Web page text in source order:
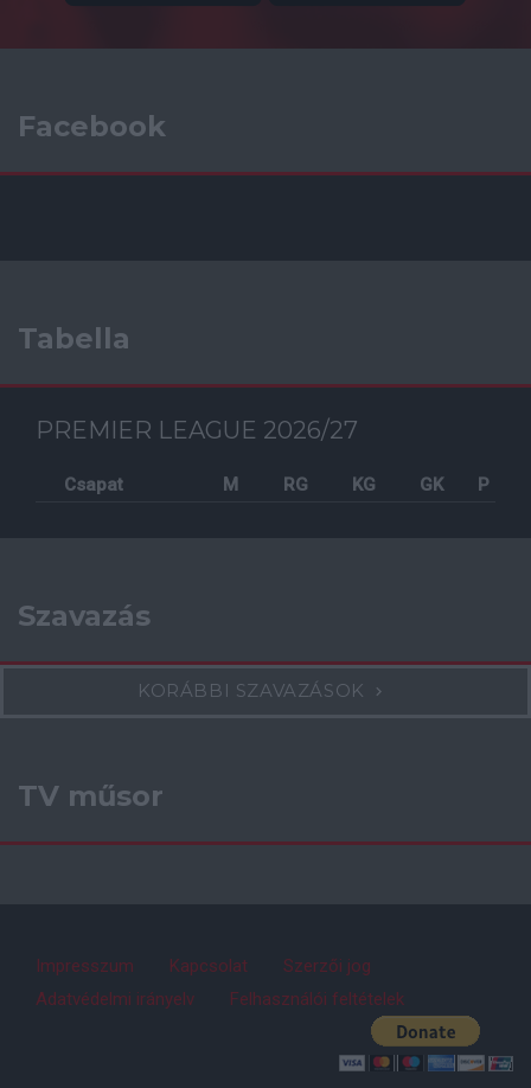
Facebook
Tabella
PREMIER LEAGUE 2026/27
Csapat M RG KG GK P
Szavazás
KORÁBBI SZAVAZÁSOK
TV műsor
Impresszum Kapcsolat
Szerzői jog
Adatvédelmi irányelv
Felhasználói feltételek